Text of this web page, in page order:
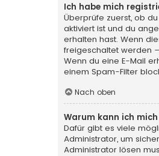
Ich habe mich
Überprüfe zuerst, ob
aktiviert ist und du
erhalten hast. Wenn
freigeschaltet werden
Wenn du eine E-Mail
einem Spam-Filter
Nach oben
Warum kann ich
Dafür gibt es viele
Administrator, um
Administrator lösen